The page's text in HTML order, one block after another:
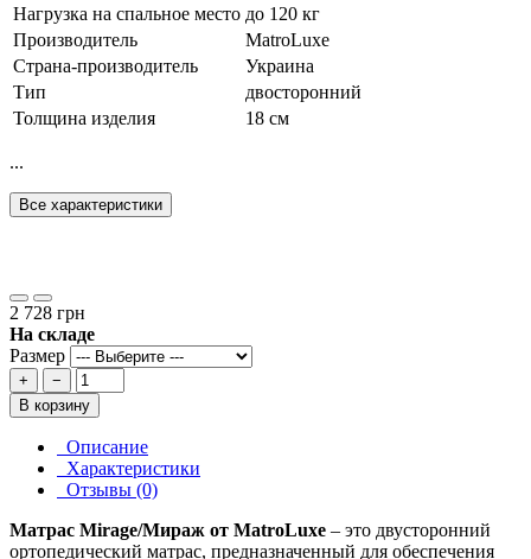
Нагрузка на спальное место до 120 кг
Производитель
MatroLuxe
Страна-производитель
Украина
Тип
двосторонний
Толщина изделия
18 см
...
Все характеристики
2 728 грн
На складе
Размер
+
−
В корзину
Описание
Характеристики
Отзывы (0)
Матрас Mirage/Мираж от MatroLuxe – это двусторонний
ортопедический матрас, предназначенный для обеспечения